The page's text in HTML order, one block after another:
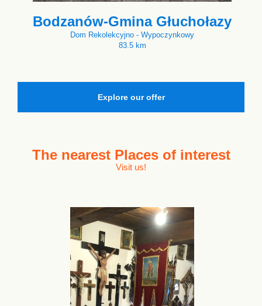
Bodzanów-Gmina Głuchołazy
Dom Rekolekcyjno - Wypoczynkowy
83.5 km
Explore our offer
The nearest Places of interest
Visit us!